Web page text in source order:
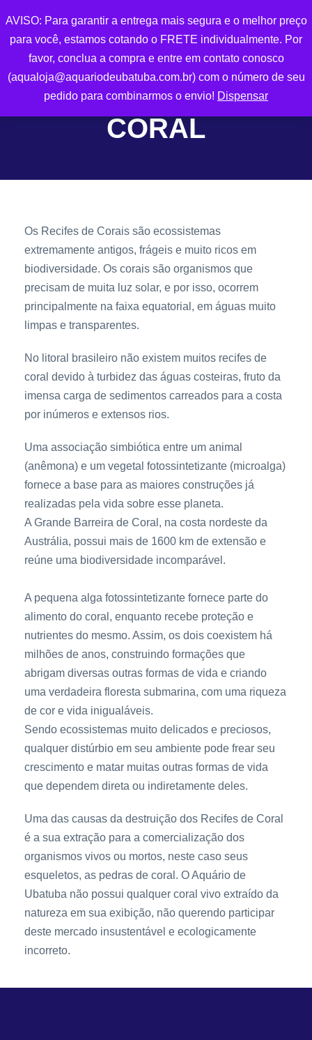
0
CORAL
Os Recifes de Corais são ecossistemas
extremamente antigos, frágeis e muito ricos em
biodiversidade. Os corais são organismos que
precisam de muita luz solar, e por isso, ocorrem
principalmente na faixa equatorial, em águas muito
limpas e transparentes.
No litoral brasileiro não existem muitos recifes de
coral devido à turbidez das águas costeiras, fruto da
imensa carga de sedimentos carreados para a costa
por inúmeros e extensos rios.
Uma associação simbiótica entre um animal
(anêmona) e um vegetal fotossintetizante (microalga)
fornece a base para as maiores construções já
realizadas pela vida sobre esse planeta.
A Grande Barreira de Coral, na costa nordeste da
Austrália, possui mais de 1600 km de extensão e
reúne uma biodiversidade incomparável.
A pequena alga fotossintetizante fornece parte do
alimento do coral, enquanto recebe proteção e
nutrientes do mesmo. Assim, os dois coexistem há
milhões de anos, construindo formações que
abrigam diversas outras formas de vida e criando
uma verdadeira floresta submarina, com uma riqueza
de cor e vida inigualáveis.
Sendo ecossistemas muito delicados e preciosos,
qualquer distúrbio em seu ambiente pode frear seu
crescimento e matar muitas outras formas de vida
que dependem direta ou indiretamente deles.
Uma das causas da destruição dos Recifes de Coral
é a sua extração para a comercialização dos
organismos vivos ou mortos, neste caso seus
esqueletos, as pedras de coral. O Aquário de
Ubatuba não possui qualquer coral vivo extraído da
natureza em sua exibição, não querendo participar
deste mercado insustentável e ecologicamente
incorreto.
AVISO: Para garantir a entrega mais segura e o melhor preço
para você, estamos cotando o FRETE individualmente. Por
favor, conclua a compra e entre em contato conosco
(aqualoja@aquariodeubatuba.com.br) com o número de seu
pedido para combinarmos o envio! Dispensar